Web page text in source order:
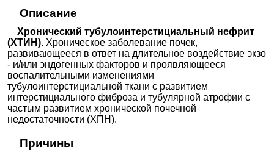
Описание
Хронический тубулоинтерстициальный нефрит
(ХТИН). Хроническое заболевание почек,
развивающееся в ответ на длительное воздействие экзо
- и/или эндогенных факторов и проявляющееся
воспалительными изменениями
тубулоинтерстициальной ткани с развитием
интерстициального фиброза и тубулярной атрофии с
частым развитием хронической почечной
недостаточности (ХПН).
Причины